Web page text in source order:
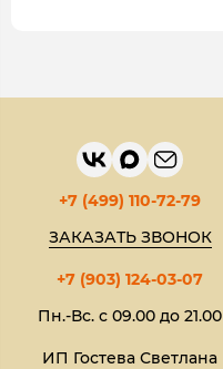
+7 (499) 110-72-79
ЗАКАЗАТЬ ЗВОНОК
+7 (903) 124-03-07
Пн.-Вс. с 09.00 до 21.00
ИП Гостева Светлана